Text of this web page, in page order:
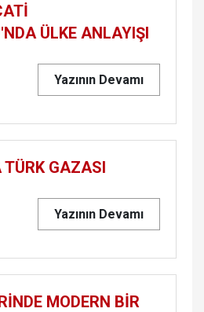
ÜLKE ANLAYIŞI
Yazının Devamı
GAZASI
Yazının Devamı
MODERN BİR